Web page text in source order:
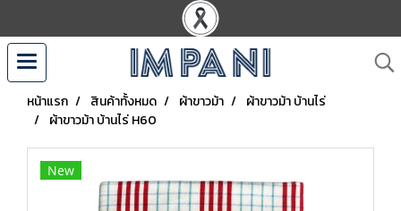
หน้าแรก สินค้าทั้งหมด ผ้าขาวม้า
ผ้าขาวม้า บ้านไร่
ผ้าขาวม้า บ้านไร่ H60
New